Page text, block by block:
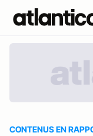
CONTENUS EN